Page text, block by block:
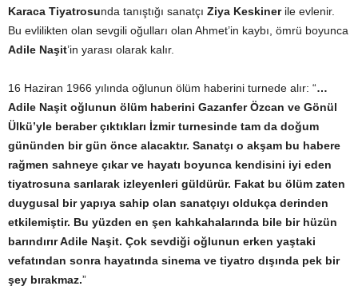
Karaca Tiyatrosunda tanıştığı sanatçı Ziya Keskinerile evlenir.
Bu evlilikten olan sevgili oğulları olan Ahmet’in kaybı, ömrü boyunca
Adile Naşit’in yarası olarak kalır.
16 Haziran 1966 yılında oğlunun ölüm haberini turnede alır: “…
Adile Naşit oğlunun ölüm haberini Gazanfer Özcan ve Gönül
Ülkü’yle beraber çıktıkları İzmir turnesinde tam da doğum
gününden bir gün önce alacaktır. Sanatçı o akşam bu habere
rağmen sahneye çıkar ve hayatı boyunca kendisini iyi eden
tiyatrosuna sarılarak izleyenleri güldürür. Fakat bu ölüm zaten
duygusal bir yapıya sahip olan sanatçıyı oldukça derinden
etkilemiştir. Bu yüzden en şen kahkahalarında bile bir hüzün
barındırır Adile Naşit. Çok sevdiği oğlunun erken yaştaki
vefatından sonra hayatında sinema ve tiyatro dışında pek bir
şey bırakmaz.”